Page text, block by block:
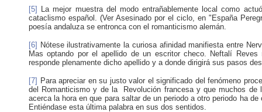
[5]
La mejor muestra del modo entrañablemente local como
cataclismo español. (Ver Asesinado por el ciclo, en "España
poesía andaluza se entronca con el romanticismo alemán.
[6] Nótese ilustrativamente la curiosa afinidad manifiesta entre
Mas optando por el apellido de un escritor checo. Neftalí
responde plenamente dicho apellido y a donde dirigirá sus pasos
[7] Para apreciar en su justo valor el significado del fenómeno
del Romanticismo y de la Revolución francesa y que muchos
acerca la hora en que para saltar de un periodo a otro periodo ha
Entiéndase esta última palabra en sus dos sentidos.